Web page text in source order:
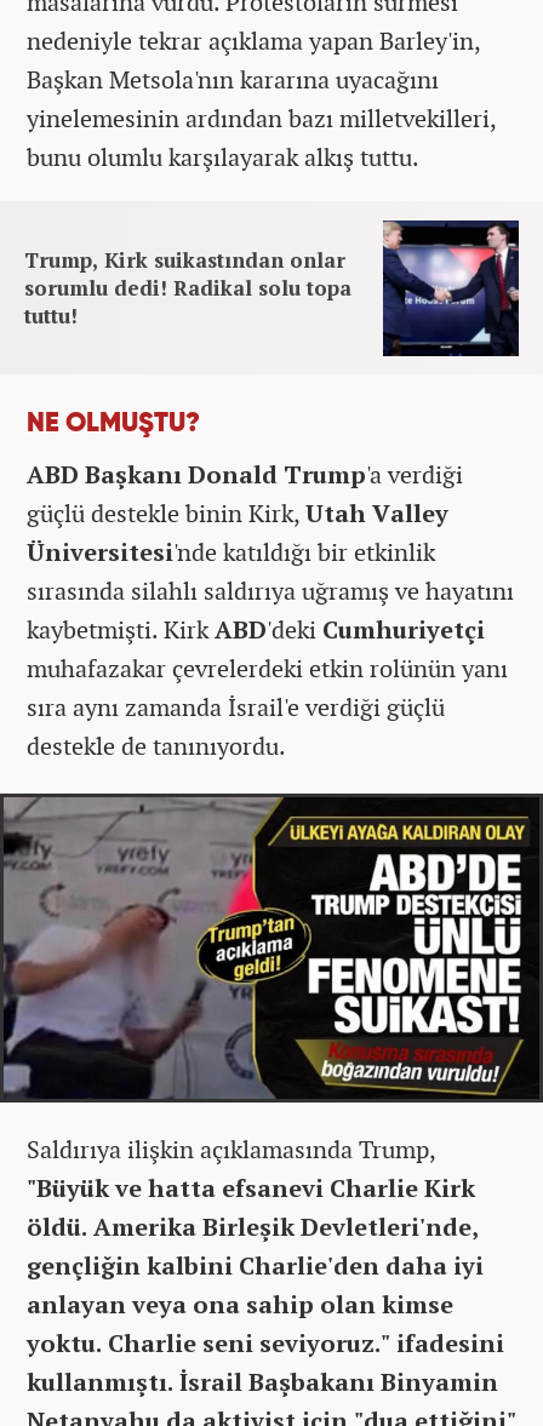
nedeniyle tekrar açıklama yapan Barley'in,
Başkan Metsola'nın kararına uyacağını
yinelemesinin ardından bazı milletvekilleri,
bunu olumlu karşılayarak alkış tuttu.
Trump, Kirk suikastından onlar
sorumlu dedi! Radikal solu topa
tuttu!
NE OLMUŞTU?
ABD Başkanı Donald Trump'a verdiği
güçlü destekle binin Kirk,Utah Valley
Üniversitesi'nde katıldığı bir etkinlik
sırasında silahlı saldırıya uğramış ve hayatını
kaybetmişti. KirkABD'deki Cumhuriyetçi
muhafazakar çevrelerdeki etkin rolünün yanı
sıra aynı zamanda İsrail'e verdiği güçlü
destekle de tanınıyordu.
Saldırıya ilişkin açıklamasında Trump,
"Büyük ve hatta efsanevi Charlie Kirk
öldü. Amerika Birleşik Devletleri'nde,
gençliğin kalbini Charlie'den daha iyi
anlayan veya ona sahip olan kimse
yoktu. Charlie seni seviyoruz." ifadesini
kullanmıştı. İsrail Başbakanı Binyamin